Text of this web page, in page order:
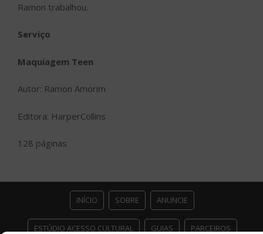
Ramon trabalhou.
Serviço
Maquiagem Teen
Autor: Ramon Amorim
Editora: HarperCollins
128 páginas
INÍCIO SOBRE ANUNCIE
ESTÚDIO ACESSO CULTURAL GUIAS PARCEIROS